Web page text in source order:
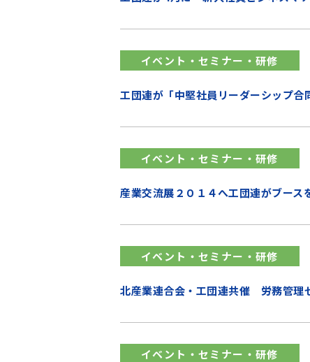
イベント・セミナー・研修
工団連が「中堅社員リーダーシップ合
イベント・セミナー・研修
産業交流展２０１４へ工団連がブース
イベント・セミナー・研修
北産業連合会・工団連共催 労務管理
イベント・セミナー・研修